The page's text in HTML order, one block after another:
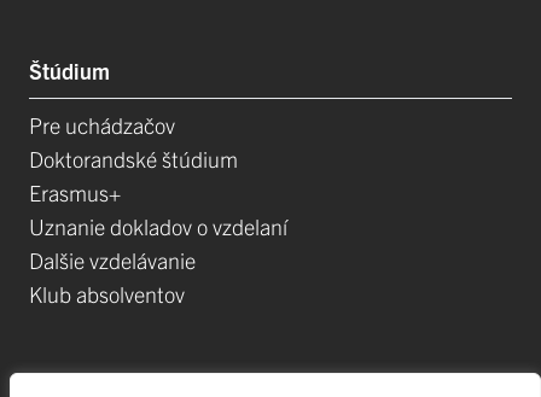
Štúdium
Pre uchádzačov
Doktorandské štúdium
Erasmus+
Uznanie dokladov o vzdelaní
Dalšie vzdelávanie
Klub absolventov